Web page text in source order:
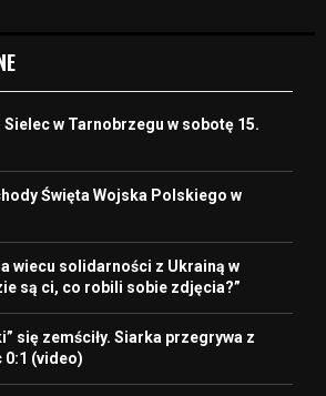
Sielec w Tarnobrzegu w sobotę 15.
Święta Wojska Polskiego w
wiecu solidarności z Ukrainą w
są ci, co robili sobie zdjęcia?”
się zemściły. Siarka przegrywa z
0:1 (video)